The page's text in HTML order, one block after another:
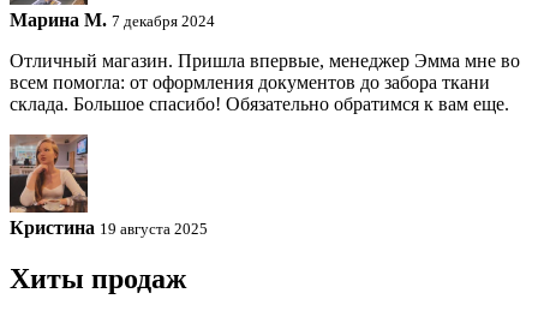
Марина М. 7 декабря 2024
Отличный магазин. Пришла впервые, менеджер Эмма мне во
всем помогла: от оформления документов до забора ткани
склада. Большое спасибо! Обязательно обратимся к вам еще.
Кристина 19 августа 2025
Хиты продаж